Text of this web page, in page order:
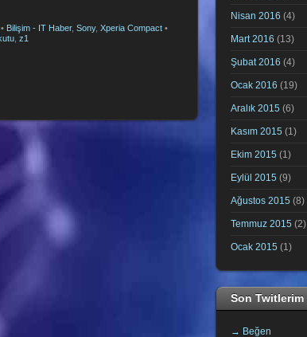
• Bilişim - IT Haber, Sony, Xperia Compact •
, z1
Nisan 2016 (4)
Mart 2016 (13)
Şubat 2016 (4)
Ocak 2016 (19)
Aralık 2015 (6)
Kasım 2015 (1)
Ekim 2015 (1)
Eylül 2015 (9)
Ağustos 2015 (8)
Temmuz 2015 (2)
Ocak 2015 (1)
Son Twitlerim
→ Beğen